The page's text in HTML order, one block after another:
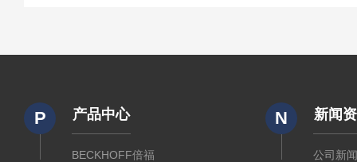
P 产品中心
BECKHOFF倍福
N 新闻
公司新